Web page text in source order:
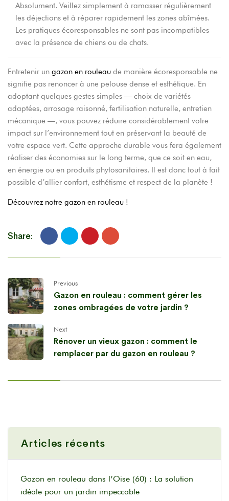
Absolument. Veillez simplement à ramasser régulièrement
les déjections et à réparer rapidement les zones abîmées.
Les pratiques écoresponsables ne sont pas incompatibles
avec la présence de chiens ou de chats.
Entretenir un gazon en rouleau de manière écoresponsable ne
signifie pas renoncer à une pelouse dense et esthétique. En
adoptant quelques gestes simples — choix de variétés
adaptées, arrosage raisonné, fertilisation naturelle, entretien
mécanique —, vous pouvez réduire considérablement votre
impact sur l’environnement tout en préservant la beauté de
votre espace vert. Cette approche durable vous fera également
réaliser des économies sur le long terme, que ce soit en eau,
en énergie ou en produits phytosanitaires. Il est donc tout à fait
possible d’allier confort, esthétisme et respect de la planète !
Découvrez notre gazon en rouleau !
Share:
Previous
Gazon en rouleau : comment gérer les
zones ombragées de votre jardin ?
Next
Rénover un vieux gazon : comment le
remplacer par du gazon en rouleau ?
Articles récents
Gazon en rouleau dans l’Oise (60) : La solution
idéale pour un jardin impeccable